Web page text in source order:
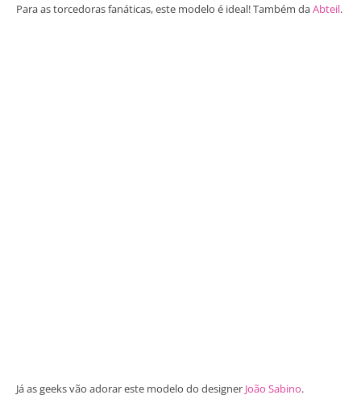
Para as torcedoras fanáticas, este modelo é ideal! Também daAbteil.
Já as geeks vão adorar este modelo do designer João Sabino.